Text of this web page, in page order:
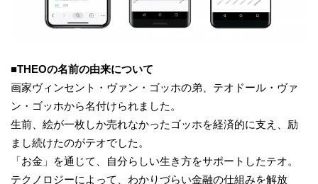
■THEOの名前の由来について
画家ヴィンセント・ヴァン・ゴッホの弟、テオドール・ヴァ
ン・ゴッホから名付けられました。
生前、絵が一枚しか売れなかったゴッホを経済的に支え、励
まし続けたのがテオでした。
「お金」を通じて、自分らしい生き方をサポートしたテオ。
テクノロジーによって、わかりづらい金融の仕組みを解放